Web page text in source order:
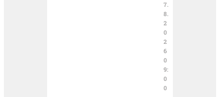
7.
8.
2
0
2
6
0
9:
0
0